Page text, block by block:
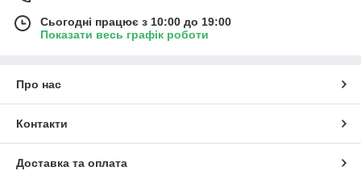
Сьогодні працює з 10:00 до 19:00
Показати весь графік роботи
Про нас
Контакти
Доставка та оплата